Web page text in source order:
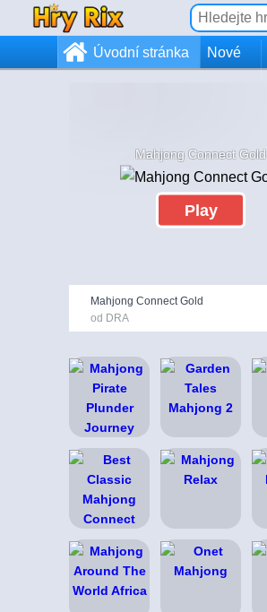
Úvodní stránka Nové
Mahjong Connect Gold
Play
Mahjong Connect Gold
od DRA